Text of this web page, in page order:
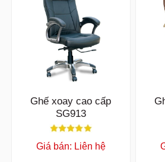
Ghế xoay cao cấp
SG913
Giá bán: Liên hệ